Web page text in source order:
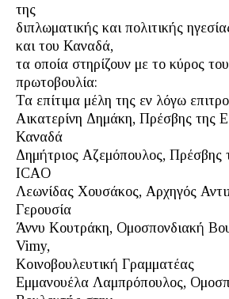
της
διπλωματικής και πολιτικής
και του Καναδά,
τα οποία στηρίζουν με το κύρος
πρωτοβουλία:
Τα επίτιμα μέλη της εν λόγω
Αικατερίνη Δημάκη, Πρέσβης της
Καναδά
Δημήτριος Αζεμόπουλος, Πρέσβης
ICAO
Λεωνίδας Χουσάκος, Αρχηγός
Γερουσία
Άννυ Κουτράκη, Ομοσπονδιακή
Vimy,
Κοινοβουλευτική Γραμματέας
Εμμανουέλα Λαμπρόπουλος,